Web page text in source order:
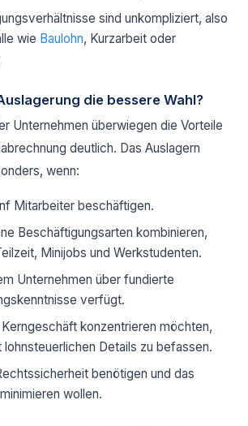
sind unkompliziert, also
wie Baulohn, Kurzarbeit oder
die bessere Wahl?
Unternehmen überwiegen die Vorteile
deutlich. Das Auslagern
wenn:
Mitarbeiter beschäftigen.
Beschäftigungsarten kombinieren,
Minijobs und Werkstudenten.
Unternehmen über fundierte
verfügt.
konzentrieren möchten,
Details zu befassen.
benötigen und das
wollen.